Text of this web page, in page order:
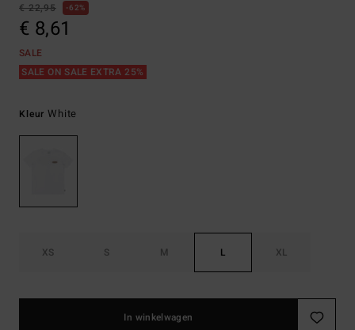
€ 22,95
62%
€ 8,61
SALE
SALE ON SALE EXTRA 25%
KleurWhite
XS S M L XL
In winkelwagen